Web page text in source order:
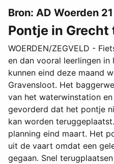
Bron: AD Woerden
Pontje in
WOERDEN/ZEGVELD -
en dan vooral leerlingen
kunnen eind deze maand
Gravensloot. Het
van het waterwinstation
gevorderd dat het pontje
kan worden
planning eind maart. Het
uit de vaart omdat een
gegaan. Snel